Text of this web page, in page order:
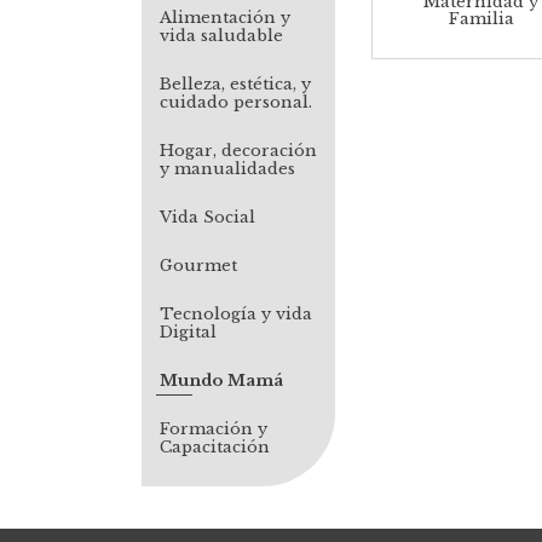
Alimentación y
vida saludable
Belleza, estética, y
cuidado personal.
Hogar, decoración
y manualidades
Vida Social
Gourmet
Tecnología y vida
Digital
Mundo Mamá
Formación y
Capacitación
Familia